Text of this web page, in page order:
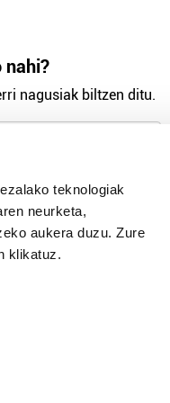
teknologiak
neurketa,
aukera duzu. Zure
klikatuz.
nahi?
nagusiak biltzen ditu.
Harpidetu
zure ekarpena